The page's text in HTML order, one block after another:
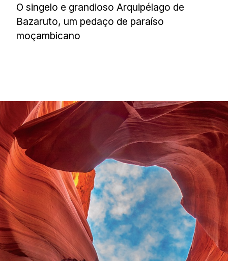
O singelo e grandioso Arquipélago de
Bazaruto, um pedaço de paraíso
moçambicano